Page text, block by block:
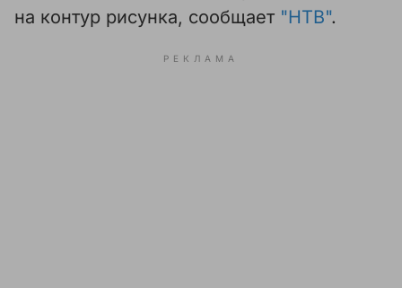
на контур рисунка, сообщает "НТВ".
РЕКЛАМА